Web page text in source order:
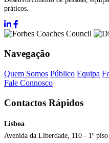
práticos.
Navegação
Quem Somos Público Equipa
Fale Connosco
Contactos Rápidos
Lisboa
Avenida da Liberdade, 110 - 1º piso